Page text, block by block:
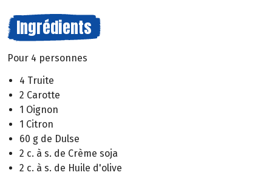
Ingrédients
Pour 4 personnes
4 Truite
2 Carotte
1 Oignon
1 Citron
60 g de Dulse
2 c. à s. de Crème soja
2 c. à s. de Huile d'olive